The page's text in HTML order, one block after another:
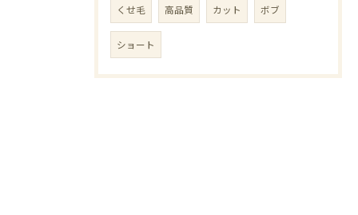
くせ毛 高品質 カット ボブ
ショート